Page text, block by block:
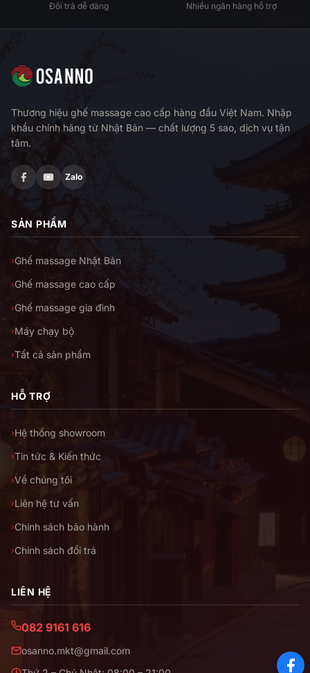
Đổi trả dễ dàng Nhiều ngân hàng hỗ trợ
Thương hiệu ghế massage cao cấp hàng đầu Việt Nam. Nhập
khẩu chính hãng từ Nhật Bản — chất lượng 5 sao, dịch vụ tận
tâm.
Zalo
SẢN PHẨM
›Ghế massage Nhật Bản
›Ghế massage cao cấp
›Ghế massage gia đình
›Máy chạy bộ
›Tất cả sản phẩm
HỖ TRỢ
›Hệ thống showroom
›Tin tức & Kiến thức
›Về chúng tôi
›Liên hệ tư vấn
›Chính sách bảo hành
›Chính sách đổi trả
LIÊN HỆ
082 9161 616
osanno.mkt@gmail.com